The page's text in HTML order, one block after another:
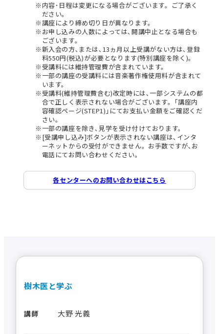
内容･日程は変更になる場合がございます。ご了承く
ださい。
講座により締め切り日が異なります。
お申し込みの人数によっては､開講中止となる場合も
ございます。
新入会の方､または､13ヵ月以上受講がない方は､登録
料550円(税込)が必要となります(特別講座を除く)。
受講料には維持管理費が含まれています。
一部の講座の受講料には音楽著作権使用料が含まれて
います。
受講料(維持管理費含む)改定時には､一部システムの都
合で正しく表示されない場合がございます。｢講座内
容確認ページ(STEP1)｣にてお支払い金額をご確認くだ
さい。
一部の講座を除き､見学を受け付けております。
[受講申し込み]ボタンが表示されない講座は､インタ
ーネットからの受付ができません。お手数ですが､お
電話にてお問い合わせください。
各センターへのお問い合わせはこちら
樹木医と学ぶ
講師 大野 光義